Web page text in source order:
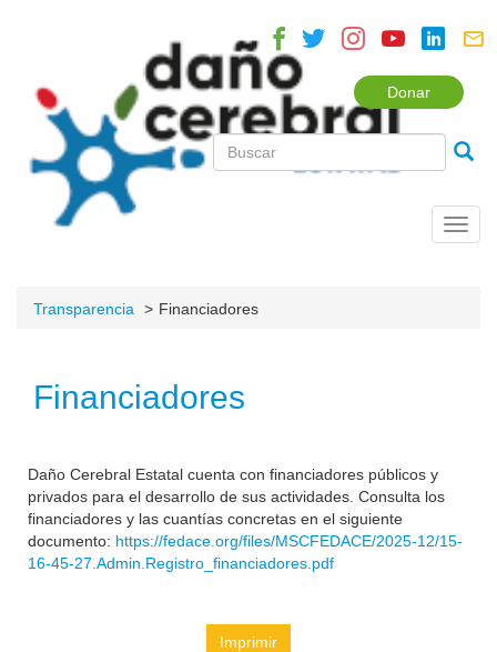
Donar
Transparencia Financiadores
Financiadores
Daño Cerebral Estatal cuenta con financiadores públicos y
privados para el desarrollo de sus actividades. Consulta los
financiadores y las cuantías concretas en el siguiente
documento: https://fedace.org/files/MSCFEDACE/2025-12/15-
16-45-27.Admin.Registro_financiadores.pdf
Imprimir